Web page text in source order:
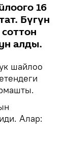
16
Бүгүн
алды.
шайлоо
Алар: